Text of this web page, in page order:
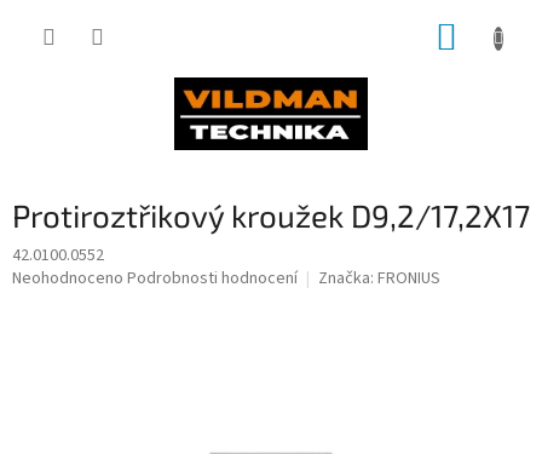
Protiroztřikový kroužek D9,2/17,2X17
42.0100.0552
Průměrné
Neohodnoceno Podrobnosti hodnocení Značka: FRONIUS